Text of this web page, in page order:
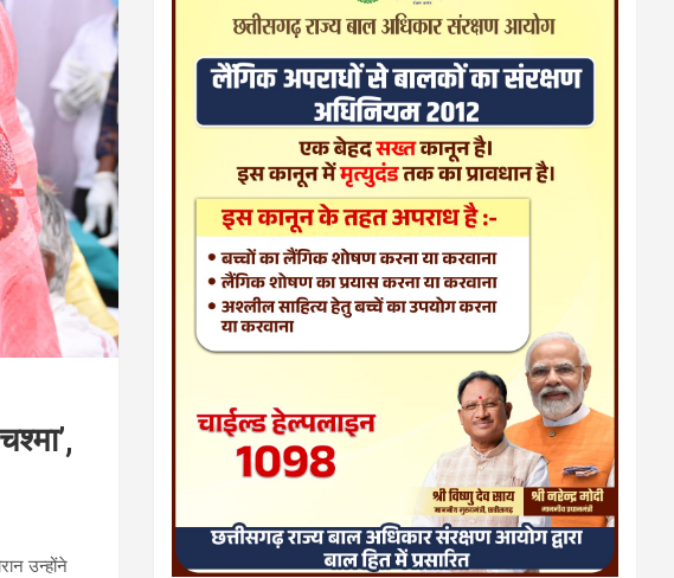
उन्होंने